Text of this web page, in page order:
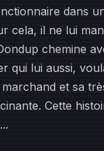
dans
cela, il ne lui
chemine
qui lui aussi,
et sa
Cette